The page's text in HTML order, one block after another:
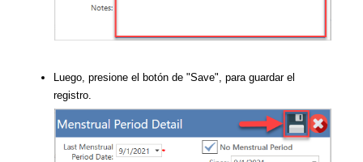
Luego, presione el botón de "Save", para guardar el
registro.